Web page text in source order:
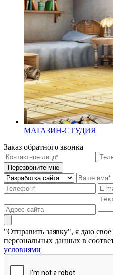
МАГАЗИН-СТУДИЯ
Заказ обратного звонка
Перезвоните мне
"Отправить заявку", я даю свое
персональных данных в
условиями